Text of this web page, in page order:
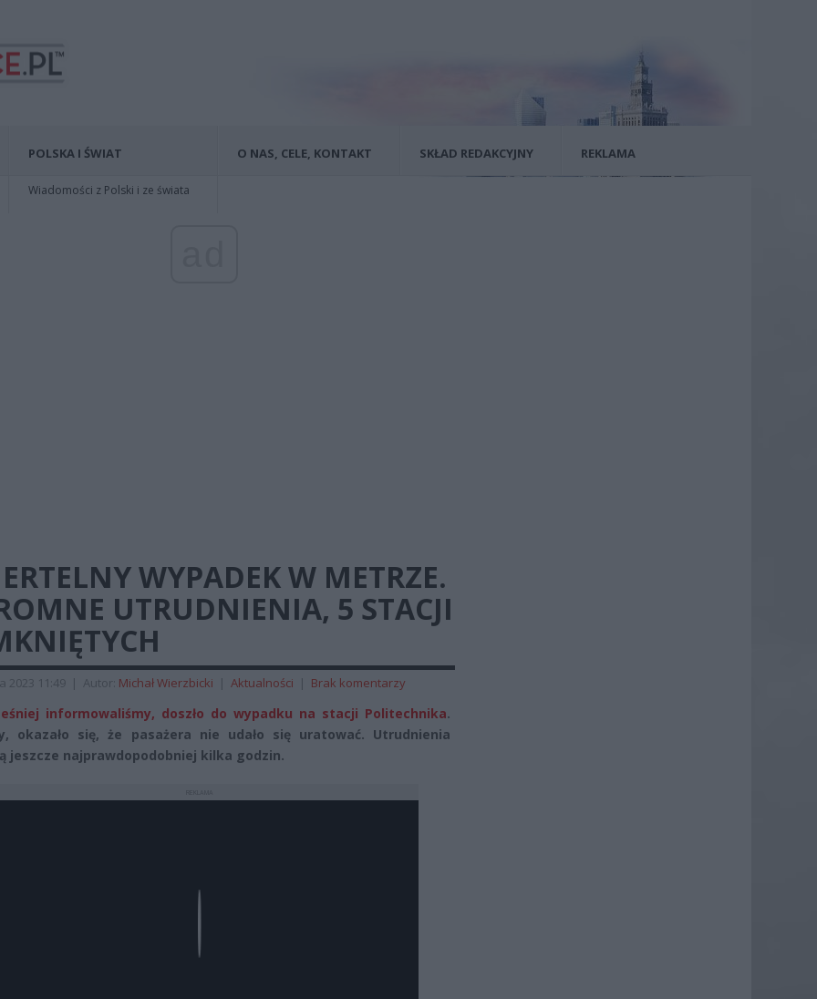
POLSKA I ŚWIAT
Wiadomości z Polski i ze świata
O NAS, CELE, KONTAKT SKŁAD REDAKCYJNY REKLAMA
WYPADEK W METRZE.
UTRUDNIENIA, 5 STACJI
2023 11:49 | Autor: Michał Wierzbicki | Aktualności | Brak komentarzy
informowaliśmy, doszło do wypadku na stacji Politechnika.
okazało się, że pasażera nie udało się uratować. Utrudnienia
jeszcze najprawdopodobniej kilka godzin.